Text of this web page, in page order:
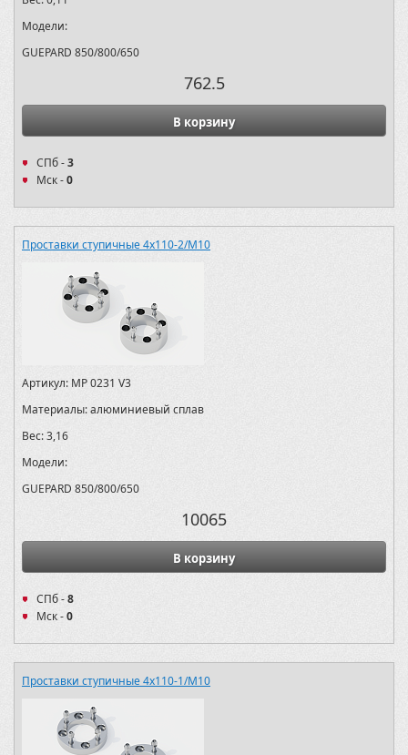
Модели:
GUEPARD 850/800/650
762.5
В корзину
СПб -3
Мск -0
Проставки ступичные 4х110-2/M10
Артикул: MP 0231 V3
Материалы:алюминиевый сплав
Вес:3,16
Модели:
GUEPARD 850/800/650
10065
В корзину
СПб -8
Мск -0
Проставки ступичные 4х110-1/M10